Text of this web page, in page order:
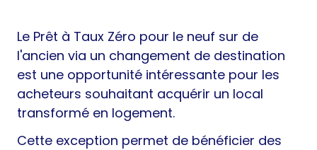
Le Prêt à Taux Zéro pour le neuf sur de
l'ancien via un changement de destination
est une opportunité intéressante pour les
acheteurs souhaitant acquérir un local
transformé en logement.
Cette exception permet de bénéficier des